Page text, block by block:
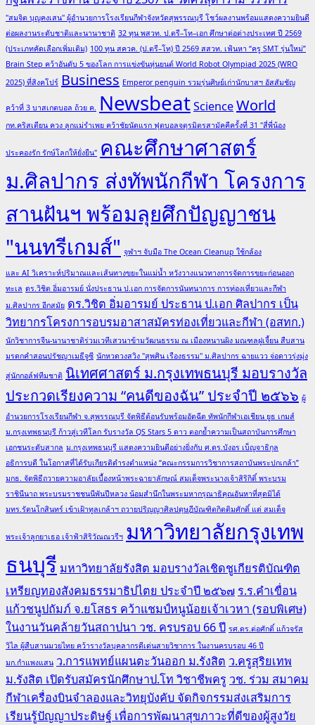
"สมจิต บุญคงเสน" ผู้อำนวยการโรงเรียนกีฬาจังหวัดสุพรรณบุรี โชว์ผลงานพร้อมแสดงความยินดี
ต่อผลงานระดับชาติและนานาชาติ 32 ทุน พสวท. ป.ตรี–โท–เอก ศึกษาต่อต่างประเทศ ปี 2569
(ประเภทคัดเลือกเพิ่มเติม) 100 ทุน สควค. (ป.ตรี–โท) ปี 2569 สสวท. เฟ้นหา “ครู SMT รุ่นใหม่”
Brain Step คว้าอันดับ 5 ของโลก การแข่งขันหุ่นยนต์ World Robot Olympiad 2025 (WRO
2025) ที่สิงคโปร์ Business Emperor penguin รวมรุ่นศิษย์เก่านักบาสฯ อัสสัมชัญ
คว้าที่ 3 บาสเกตบอล ถ้วย ค. NewsbeatScienceWorld
กท.คริสเตียน ควง ลูกแม่รำเพย คว้าชัยนัดแรก ฟุตบอลจตุรมิตรสามัคคีครั้งที่ 31 "สี่พี่น้อง
ประคองรัก รักษ์โลกให้ยั่งยืน" คณะศึกษาศาสตร์
ม.ศิลปากร ส่งทัพนักกีฬา โครงการ
สานฝันฯ พร้อมลุยศึกปัญญาชน
"นนทรีเกมส์" จุฬาฯ จับมือ The Ocean Cleanup ใช้กล้อง
และ AI วิเคราะห์ปริมาณและเส้นทางขยะในแม่น้ำ หวังวางแนวทางการจัดการขยะก่อนออก
ทะเล ดร.วิชิต อิ่มอารมย์ นั่งประธาน ป.เอก การจัดการนันทนาการ การท่องเที่ยวและกีฬา
ม.ศิลปากร อีกสมัย ดร.วิชิต อิ่มอารมย์ ประธาน ป.เอก ศิลปากร เป็น
วิทยากรโครงการอบรมอาสาสมัครท่องเที่ยวและกีฬา (อสทก.)
นักวิชาการจีน-นานาชาติร่วมเวทีเสวนาข้ามวัฒนธรรม ณ เมืองหนานผิง มณฑลฝูเจี้ยน สืบสาน
มรดกคำสอนปรัชญาเมธีจูซี นักหวดวงสวิง "สุพศิน เรืองธรรม" ม.ศิลปากร ฉายแวว จ่อดาวรุ่งมุ่ง
สู่นักกอล์ฟทีมชาติ นิเทศศาสตร์ ม.กรุงเทพธนบุรี มอบรางวัล
ประกวดเรียงความ “คนดีของฉัน” ประจำปี ๒๕๖๖ ผู้
อำนวยการโรงเรียนกีฬา จ.สุพรรณบุรี จัดพิธีต้อนรับพร้อมอัดฉีด ทัพนักกีฬาเอเชียน ยูธ เกมส์
ม.กรุงเทพธนบุรี ก้าวสู่เวทีโลก รับรางวัล QS Stars 5 ดาว ตอกย้ำความเป็นสถาบันการศึกษา
เอกชนระดับสากล ม.กรุงเทพธนบุรี แสดงความยินดีอย่างยิ่งกับ ศ.ดร.บังอร เบ็ญจาธิกุล
อธิการบดี ในโอกาสที่ได้รับเกียรติดำรงตำแหน่ง “คณะกรรมการวิชาการสถาบันพระปกเกล้า”
มกธ. จัดพิธีถวายความอาลัยเบื้องหน้าพระฉายาลักษณ์ สมเด็จพระนางเจ้าสิริกิติ์ พระบรม
ราชินีนาถ พระบรมราชชนนีพันปีหลวง น้อมสำนึกในพระมหากรุณาธิคุณอันหาที่สุดมิได้
มทร.รัตนโกสินทร์ เข้าเฝ้าทูลเกล้าฯ ถวายปริญญาศิลปดุษฎีบัณฑิตกิตติมศักดิ์ แด่ สมเด็จ
พระเจ้าลูกยาเธอ เจ้าฟ้าสิริวัณณวรีฯ มหาวิทยาลัยกรุงเทพ
ธนบุรี มหาวิทยาลัยรังสิต มอบรางวัลเชิดชูเกียรติบัณฑิต
เหรียญทองสังคมธรรมาธิปไตย ประจำปี ๒๕๖๗ ร.ร.คำเขื่อน
แก้วชนูปถัมภ์ จ.ยโสธร คว้าแชมป์หนูน้อยเจ้าเวหา (รอบพิเศษ)
ในงานวันคล้ายวันสถาปนา วช. ครบรอบ 66 ปี รศ.ดร.ต่อศักดิ์ แก้วจรัส
วิไล ผู้สืบสานมวยไทย คว้ารางวัลบุคลากรดีเด่นสายวิชาการ ในงานครบรอบ 46 ปี
มก.กำแพงแสน ว.การแพทย์แผนตะวันออก ม.รังสิต ว.ครูสุริยเทพ
ม.รังสิต เปิดรับสมัครนักศึกษาป.โท วิชาชีพครู วช. ร่วม สมาคม
กีฬาเครื่องบินจำลองและวิทยุบังคับ จัดกิจกรรมส่งเสริมการ
เรียนรู้ปัญญาประดิษฐ์ เพื่อการพัฒนาสุขภาวะที่ดีของผู้สูงวัย